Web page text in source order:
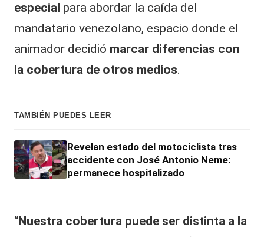
especial para abordar la caída del
mandatario venezolano, espacio donde el
animador decidió marcar diferencias con
la cobertura de otros medios.
TAMBIÉN PUEDES LEER
Revelan estado del motociclista tras
accidente con José Antonio Neme:
permanece hospitalizado
“Nuestra cobertura puede ser distinta a la